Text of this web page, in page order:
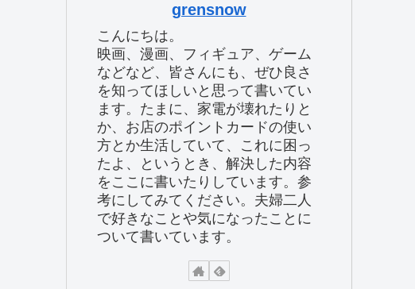
grensnow
こんにちは。
映画、漫画、フィギュア、ゲーム
などなど、皆さんにも、ぜひ良さ
を知ってほしいと思って書いてい
ます。たまに、家電が壊れたりと
か、お店のポイントカードの使い
方とか生活していて、これに困っ
たよ、というとき、解決した内容
をここに書いたりしています。参
考にしてみてください。夫婦二人
で好きなことや気になったことに
ついて書いています。